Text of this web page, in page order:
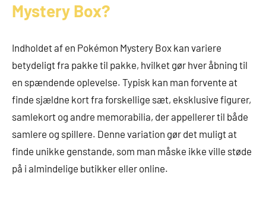
Mystery Box?
Indholdet af en Pokémon Mystery Box kan variere
betydeligt fra pakke til pakke, hvilket gør hver åbning til
en spændende oplevelse. Typisk kan man forvente at
finde sjældne kort fra forskellige sæt, eksklusive figurer,
samlekort og andre memorabilia, der appellerer til både
samlere og spillere. Denne variation gør det muligt at
finde unikke genstande, som man måske ikke ville støde
på i almindelige butikker eller online.